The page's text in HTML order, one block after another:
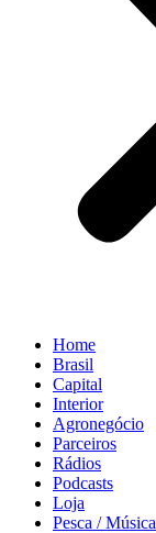
Home
Brasil
Capital
Interior
Agronegócio
Parceiros
Rádios
Podcasts
Loja
Pesca / Música